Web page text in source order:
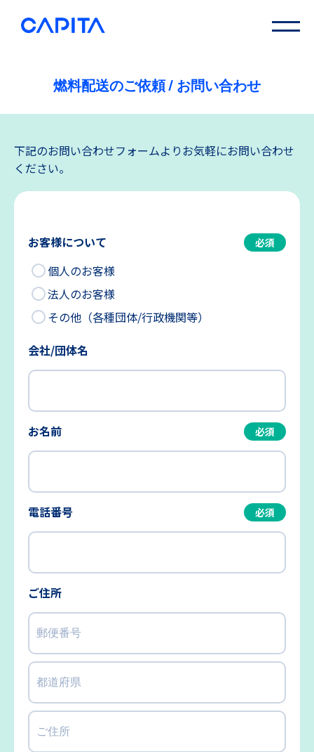
燃料配送のご依頼 / お問い合わせ
下記のお問い合わせフォームよりお気軽にお問い合わせ
ください。
お客様について 必須
個人のお客様
法人のお客様
その他（各種団体/行政機関等）
会社/団体名
お名前 必須
電話番号 必須
ご住所